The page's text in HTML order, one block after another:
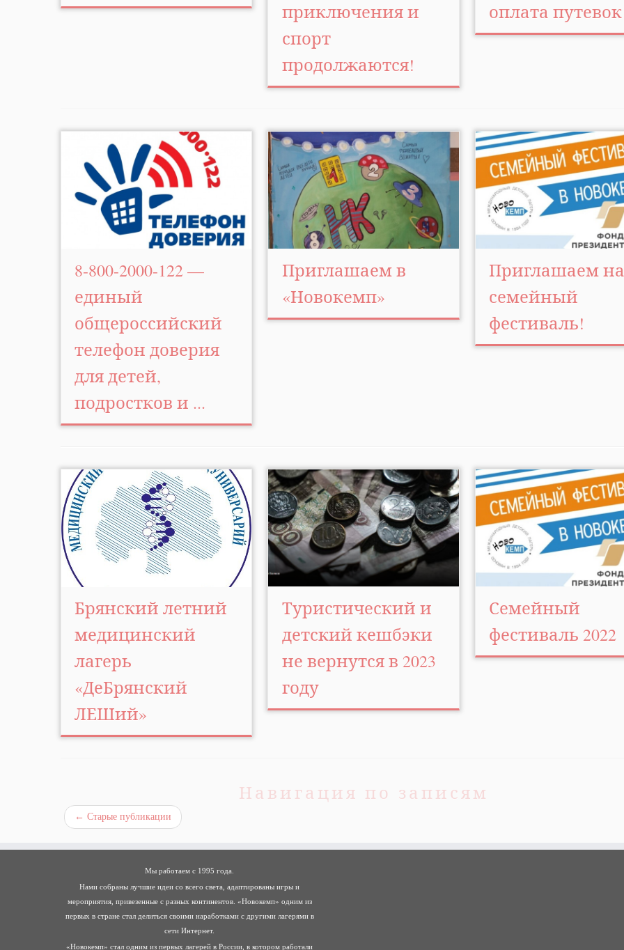
приключения и
спорт
продолжаются!
оплата путевок
8-800-2000-122 —
единый
общероссийский
телефон доверия
для детей,
подростков и ...
Приглашаем в
«Новокемп»
Приглашаем на
семейный
фестиваль!
Брянский летний
медицинский
лагерь
«ДеБрянский
ЛЕШий»
Туристический и
детский кешбэки
не вернутся в 2023
году
Семейный
фестиваль 2022
Навигация по записям
← Старые публикации
Мы работаем с 1995 года.
Нами собраны лучшие идеи со всего света, адаптированы игры и
мероприятия, привезенные с разных континентов. «Новокемп» одним из
первых в стране стал делиться своими наработками с другими лагерями в
сети Интернет.
«Новокемп» стал одним из первых лагерей в России, в котором работали